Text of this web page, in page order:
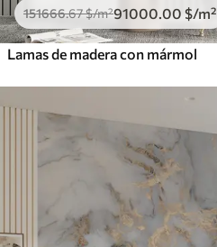
151666.67$/m²91000.00 $/m²
Lamas de madera con mármol